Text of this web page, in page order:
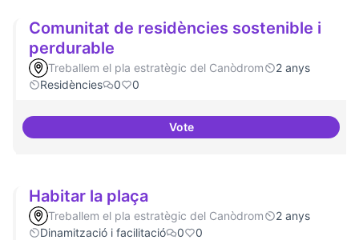
Comunitat de residències sostenible i
perdurable
Treballem el pla estratègic del Canòdrom
2 anys
Residències
0 0
Vote Comunitat
Habitar la plaça
Treballem el pla estratègic del Canòdrom
2 anys
Dinamització i facilitació
0 0